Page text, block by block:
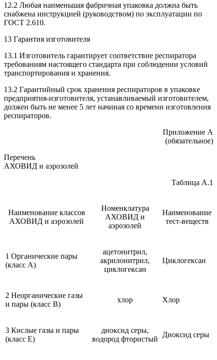
12.2 Любая наименьшая фабричная упаковка должна быть
снабжена инструкцией (руководством) по эксплуатации по
ГОСТ 2.610.
13 Гарантия изготовителя
13.1 Изготовитель гарантирует соответствие респиратора
требованиям настоящего стандарта при соблюдении условий
транспортирования и хранения.
13.2 Гарантийный срок хранения респираторов в упаковке
предприятия-изготовителя, устанавливаемый изготовителем,
должен быть не менее 5 лет начиная со времени изготовления
респираторов.
Приложение А
(обязательное)
Перечень
АХОВИД и аэрозолей
Таблица А.1
Наименование классов
АХОВИД и аэрозолей
Номенклатура
АХОВИД и
аэрозолей
Наименование
тест-веществ
1 Органические пары
(класс А)
ацетонитрил,
акрилонитрил,
циклогексан
Циклогексан
2 Неорганические газы
и пары (класс В)
хлор Хлор
3 Кислые газы и пары
(класс Е)
диоксид серы,
водород фтористый
Диоксид серы